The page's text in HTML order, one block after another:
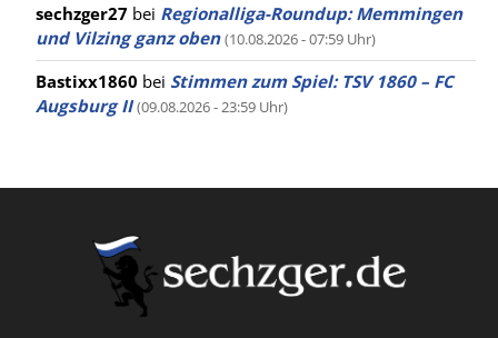
sechzger27 bei Regionalliga-Roundup: Memmingen
und Vilzing ganz oben (10.08.2026 - 07:59 Uhr)
Bastixx1860 bei Stimmen zum Spiel: TSV 1860 – FC
Augsburg II (09.08.2026 - 23:59 Uhr)